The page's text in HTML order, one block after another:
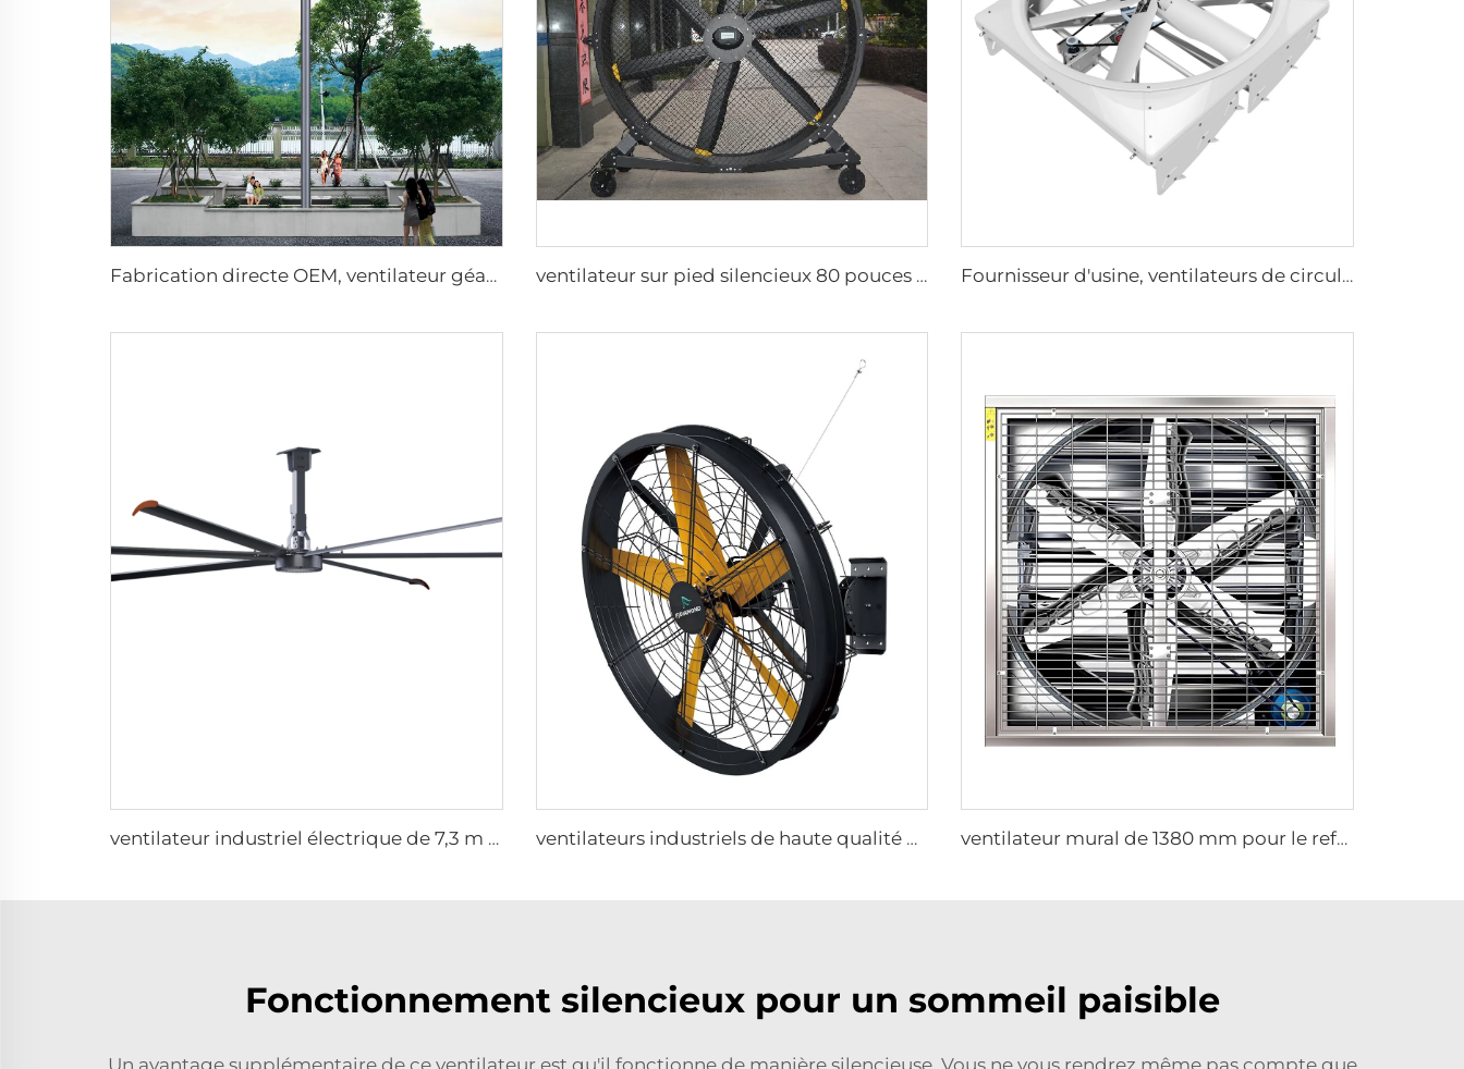
Fabrication directe OEM, ventilateur géant à faible consommation d'énergie de 16 pieds (5 m), moteur PMSM, type sur colonne ventilateur sur pied silencieux 80 pouces 220V étanche extérieur pour hôtels, restaurants, fermes et usines Fournisseur d'usine, ventilateurs de circulation de 72 pouces, système d'aération économique pour bâtiment à bétail, extracteurs de toit
ventilateur industriel électrique de 7,3 m 24 pieds grand ventilateur HVLS pour fermes et entrepôts ventilateurs industriels de haute qualité de 0,9 m à 1,2 m pour fermes, entrepôts, usines, restaurants et hôtels ventilateur mural de 1380 mm pour le refroidissement des fermes laitières et avicoles, ventilateur d'extraction d'usine, ventilateur d'extraction d'atelier
Fonctionnement silencieux pour un sommeil paisible
Un avantage supplémentaire de ce ventilateur est qu'il fonctionne de manière silencieuse. Vous ne vous rendrez même pas compte que